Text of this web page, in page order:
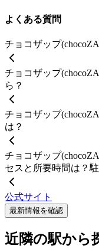
よくある質問
チョコザップ
チョコザップ
ら？
チョコザップ
は？
チョコザップ
セスと所要時間は？
公式サイト
最新情報を確認
近隣の駅から